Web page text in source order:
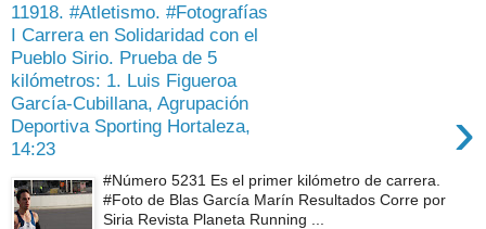
11918. #Atletismo. #Fotografías
I Carrera en Solidaridad con el
Pueblo Sirio. Prueba de 5
kilómetros: 1. Luis Figueroa
García-Cubillana, Agrupación
Deportiva Sporting Hortaleza,
14:23
›
#Número 5231 Es el primer kilómetro de carrera.
#Foto de Blas García Marín Resultados Corre por
Siria Revista Planeta Running ...